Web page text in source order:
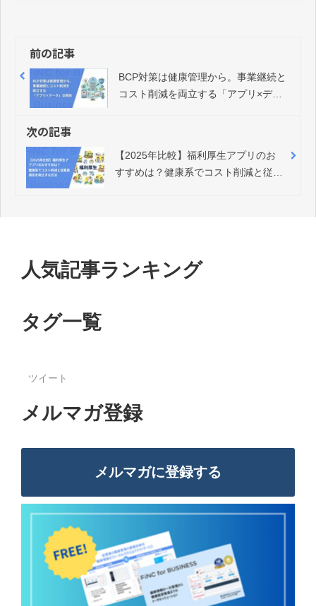
前の記事
BCP対策は健康管理から。事業継続と
コスト削減を両立する「アプリ×デー
次の記事
【2025年比較】福利厚生アプリのお
すすめは？健康系でコスト削減と従業
人気記事ランキング
タグ一覧
ツイート
メルマガ登録
メルマガに登録する